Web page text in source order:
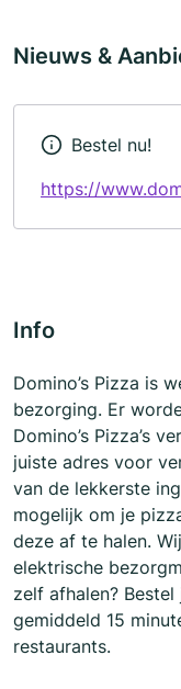
Nieuws &
Bestel nu!
https://
Info
Domino’s Pizza is
bezorging. Er
Domino’s Pizza’s
juiste adres voor
van de lekkerste
mogelijk om je
deze af te halen.
elektrische
zelf afhalen?
gemiddeld 15
restaurants.